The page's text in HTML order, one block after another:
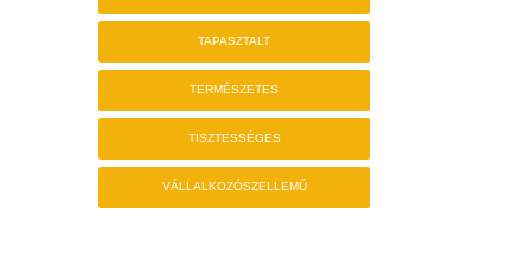
TAPASZTALT
TERMÉSZETES
TISZTESSÉGES
VÁLLALKOZÓSZELLEMŰ